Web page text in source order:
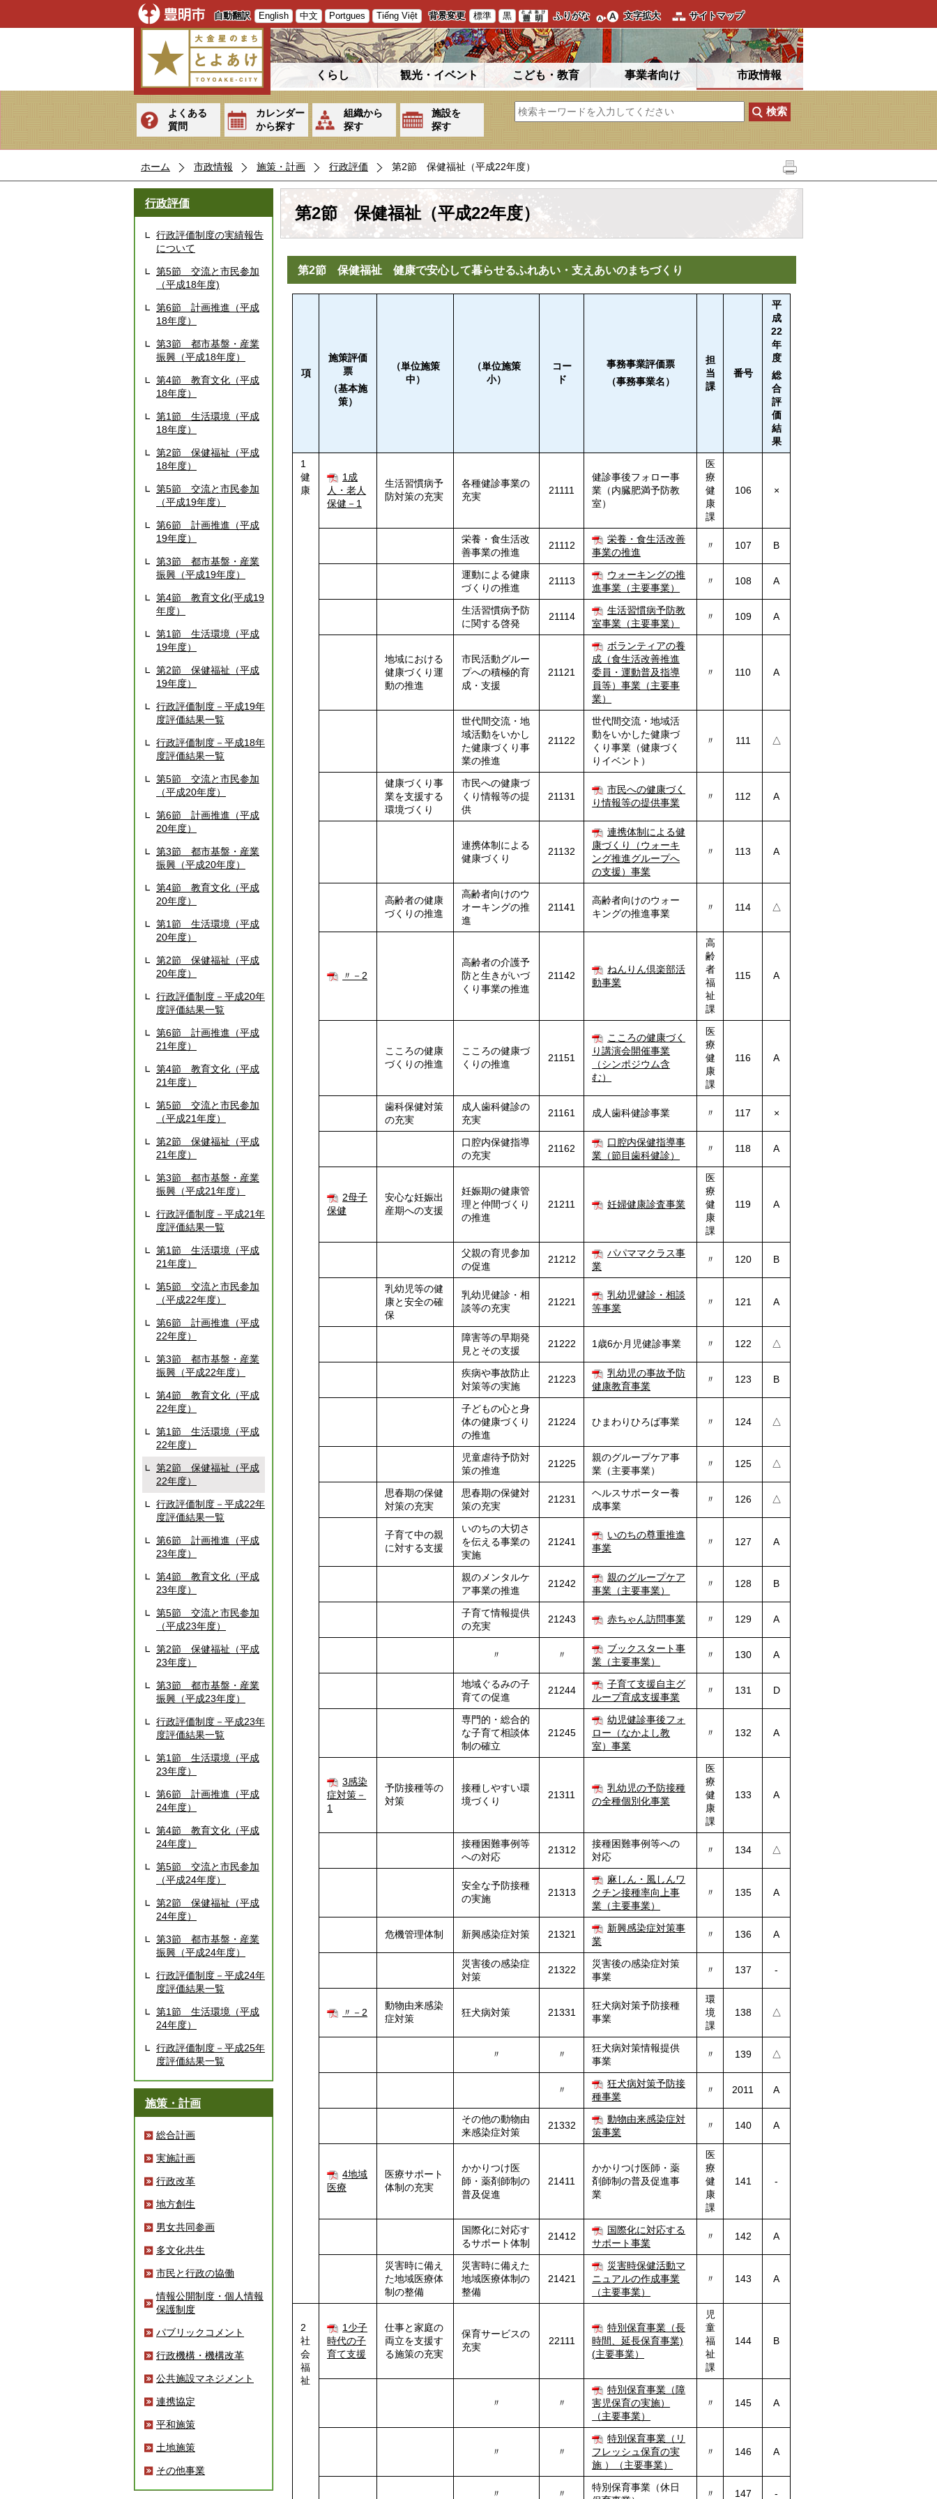
自動翻訳 English 中文 Portgues Tiếng Việt 背景変更 標準 黒 ふりがな 文字拡大 サイトマップ
くらし 観光・イベント こども・教育 事業者向け 市政情報
よくある
質問
カレンダー
から探す
組織から
探す
施設を
探す
ホーム 市政情報 施策・計画 行政評価 第2節 保健福祉（平成22年度）
行政評価
行政評価制度の実績報告
について
第5節 交流と市民参加
（平成18年度)
第6節 計画推進（平成
18年度）
第3節 都市基盤・産業
振興（平成18年度）
第4節 教育文化（平成
18年度）
第1節 生活環境（平成
18年度）
第2節 保健福祉（平成
18年度）
第5節 交流と市民参加
（平成19年度）
第6節 計画推進（平成
19年度）
第3節 都市基盤・産業
振興（平成19年度）
第4節 教育文化(平成19
年度）
第1節 生活環境（平成
19年度）
第2節 保健福祉（平成
19年度）
行政評価制度－平成19年
度評価結果一覧
行政評価制度－平成18年
度評価結果一覧
第5節 交流と市民参加
（平成20年度）
第6節 計画推進（平成
20年度）
第3節 都市基盤・産業
振興（平成20年度）
第4節 教育文化（平成
20年度）
第1節 生活環境（平成
20年度）
第2節 保健福祉（平成
20年度）
行政評価制度－平成20年
度評価結果一覧
第6節 計画推進（平成
21年度）
第4節 教育文化（平成
21年度）
第5節 交流と市民参加
（平成21年度）
第2節 保健福祉（平成
21年度）
第3節 都市基盤・産業
振興（平成21年度）
行政評価制度－平成21年
度評価結果一覧
第1節 生活環境（平成
21年度）
第5節 交流と市民参加
（平成22年度）
第6節 計画推進（平成
22年度）
第3節 都市基盤・産業
振興（平成22年度）
第4節 教育文化（平成
22年度）
第1節 生活環境（平成
22年度）
第2節 保健福祉（平成
22年度）
行政評価制度－平成22年
度評価結果一覧
第6節 計画推進（平成
23年度）
第4節 教育文化（平成
23年度）
第5節 交流と市民参加
（平成23年度）
第2節 保健福祉（平成
23年度）
第3節 都市基盤・産業
振興（平成23年度）
行政評価制度－平成23年
度評価結果一覧
第1節 生活環境（平成
23年度）
第6節 計画推進（平成
24年度）
第4節 教育文化（平成
24年度）
第5節 交流と市民参加
（平成24年度）
第2節 保健福祉（平成
24年度）
第3節 都市基盤・産業
振興（平成24年度）
行政評価制度－平成24年
度評価結果一覧
第1節 生活環境（平成
24年度）
行政評価制度－平成25年
度評価結果一覧
施策・計画
総合計画
実施計画
行政改革
地方創生
男女共同参画
多文化共生
市民と行政の協働
情報公開制度・個人情報
保護制度
パブリックコメント
行政機構・機構改革
公共施設マネジメント
連携協定
平和施策
土地施策
その他事業
第2節 保健福祉（平成22年度）
第2節 保健福祉 健康で安心して暮らせるふれあい・支えあいのまちづくり
項
施策評価
票
（基本施
策）
（単位施策
中）
（単位施策
小）
コー
ド
事務事業評価票
（事務事業名）
担
当
課
番号
平
成
22
年
度
総
合
評
価
結
果
1
健
康
1成
人・老人
保健－1
生活習慣病予
防対策の充実
各種健診事業の
充実
21111
健診事後フォロー事
業（内臓肥満予防教
室）
医
療
健
康
課
106 ×
栄養・食生活改
善事業の推進
21112
栄養・食生活改善
事業の推進
〃 107 B
運動による健康
づくりの推進
21113
ウォーキングの推
進事業（主要事業）
〃 108 A
生活習慣病予防
に関する啓発
21114
生活習慣病予防教
室事業（主要事業）
〃 109 A
地域における
健康づくり運
動の推進
市民活動グルー
プへの積極的育
成・支援
21121
ボランティアの養
成（食生活改善推進
委員・運動普及指導
員等）事業（主要事
業）
〃 110 A
世代間交流・地
域活動をいかし
た健康づくり事
業の推進
21122
世代間交流・地域活
動をいかした健康づ
くり事業（健康づく
りイベント）
〃 111 △
健康づくり事
業を支援する
環境づくり
市民への健康づ
くり情報等の提
供
21131
市民への健康づく
り情報等の提供事業
〃 112 A
連携体制による
健康づくり
21132
連携体制による健
康づくり（ウォーキ
ング推進グループへ
の支援）事業
〃 113 A
高齢者の健康
づくりの推進
高齢者向けのウ
オーキングの推
進
21141
高齢者向けのウォー
キングの推進事業
〃 114 △
〃－2
高齢者の介護予
防と生きがいづ
くり事業の推進
21142
ねんりん倶楽部活
動事業
高
齢
者
福
祉
課
115 A
こころの健康
づくりの推進
こころの健康づ
くりの推進
21151
こころの健康づく
り講演会開催事業
（シンポジウム含
む）
医
療
健
康
課
116 A
歯科保健対策
の充実
成人歯科健診の
充実
21161 成人歯科健診事業 〃 117 ×
口腔内保健指導
の充実
21162
口腔内保健指導事
業（節目歯科健診）
〃 118 A
2母子
保健
安心な妊娠出
産期への支援
妊娠期の健康管
理と仲間づくり
の推進
21211 妊婦健康診査事業
医
療
健
康
課
119 A
父親の育児参加
の促進
21212
パパママクラス事
業
〃 120 B
乳幼児等の健
康と安全の確
保
乳幼児健診・相
談等の充実
21221
乳幼児健診・相談
等事業
〃 121 A
障害等の早期発
見とその支援
21222 1歳6か月児健診事業 〃 122 △
疾病や事故防止
対策等の実施
21223
乳幼児の事故予防
健康教育事業
〃 123 B
子どもの心と身
体の健康づくり
の推進
21224 ひまわりひろば事業 〃 124 △
児童虐待予防対
策の推進
21225
親のグループケア事
業（主要事業）
〃 125 △
思春期の保健
対策の充実
思春期の保健対
策の充実
21231
ヘルスサポーター養
成事業
〃 126 △
子育て中の親
に対する支援
いのちの大切さ
を伝える事業の
実施
21241
いのちの尊重推進
事業
〃 127 A
親のメンタルケ
ア事業の推進
21242
親のグループケア
事業（主要事業）
〃 128 B
子育て情報提供
の充実
21243 赤ちゃん訪問事業 〃 129 A
〃 〃
ブックスタート事
業（主要事業）
〃 130 A
地域ぐるみの子
育ての促進
21244
子育て支援自主グ
ループ育成支援事業
〃 131 D
専門的・総合的
な子育て相談体
制の確立
21245
幼児健診事後フォ
ロー（なかよし教
室）事業
〃 132 A
3感染
症対策－
1
予防接種等の
対策
接種しやすい環
境づくり
21311
乳幼児の予防接種
の全種個別化事業
医
療
健
康
課
133 A
接種困難事例等
への対応
21312
接種困難事例等への
対応
〃 134 △
安全な予防接種
の実施
21313
麻しん・風しんワ
クチン接種率向上事
業（主要事業）
〃 135 A
危機管理体制 新興感染症対策 21321
新興感染症対策事
業
〃 136 A
災害後の感染症
対策
21322
災害後の感染症対策
事業
〃 137 -
〃－2
動物由来感染
症対策
狂犬病対策 21331
狂犬病対策予防接種
事業
環
境
課
138 △
〃 〃
狂犬病対策情報提供
事業
〃 139 △
〃
狂犬病対策予防接
種事業
〃 2011 A
その他の動物由
来感染症対策
21332
動物由来感染症対
策事業
〃 140 A
4地域
医療
医療サポート
体制の充実
かかりつけ医
師・薬剤師制の
普及促進
21411
かかりつけ医師・薬
剤師制の普及促進事
業
医
療
健
康
課
141 -
国際化に対応す
るサポート体制
21412
国際化に対応する
サポート事業
〃 142 A
災害時に備え
た地域医療体
制の整備
災害時に備えた
地域医療体制の
整備
21421
災害時保健活動マ
ニュアルの作成事業
（主要事業）
〃 143 A
2
社
会
福
祉
1少子
時代の子
育て支援
仕事と家庭の
両立を支援す
る施策の充実
保育サービスの
充実
22111
特別保育事業（長
時間、延長保育事業)
(主要事業）
児
童
福
祉
課
144 B
〃 〃
特別保育事業（障
害児保育の実施）
（主要事業）
〃 145 A
〃 〃
特別保育事業（リ
フレッシュ保育の実
施 ）（主要事業）
〃 146 A
〃 〃
特別保育事業（休日
〃 147 -